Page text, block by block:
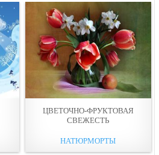
ЦВЕТОЧНО-ФРУКТОВАЯ
СВЕЖЕСТЬ
НАТЮРМОРТЫ